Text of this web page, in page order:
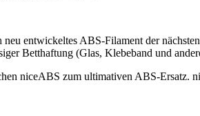
entwickeltes ABS-Filament der
Betthaftung (Glas, Klebeband und
niceABS zum ultimativen ABS-Ersatz.